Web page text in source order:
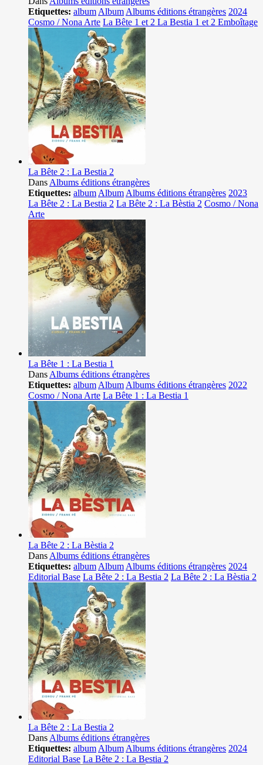
Etiquettes: album Album Albums éditions étrangères 2024
Cosmo / Nona Arte La Bête 1 et 2 La Bestia 1 et 2 Emboîtage
La Bête 2 : La Bestia 2
Dans Albums éditions étrangères
Etiquettes: album Album Albums éditions étrangères 2023
La Bête 2 : La Bestia 2 La Bête 2 : La Bèstia 2 Cosmo / Nona
Arte
La Bête 1 : La Bestia 1
Dans Albums éditions étrangères
Etiquettes: album Album Albums éditions étrangères 2022
Cosmo / Nona Arte La Bête 1 : La Bestia 1
La Bête 2 : La Bèstia 2
Dans Albums éditions étrangères
Etiquettes: album Album Albums éditions étrangères 2024
Editorial Base La Bête 2 : La Bestia 2 La Bête 2 : La Bèstia 2
La Bête 2 : La Bestia 2
Dans Albums éditions étrangères
Etiquettes: album Album Albums éditions étrangères 2024
Editorial Base La Bête 2 : La Bestia 2